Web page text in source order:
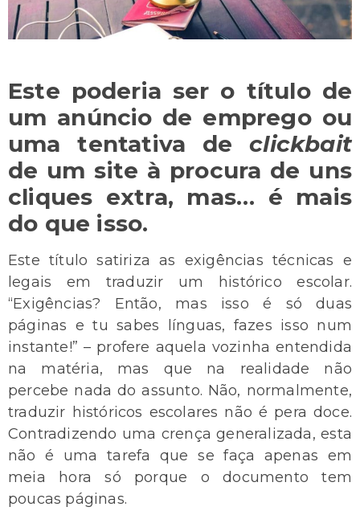
Este poderia ser o título de
um anúncio de emprego ou
uma tentativa declickbait
de um site à procura de uns
cliques extra, mas… é mais
do que isso.
Este título satiriza as exigências técnicas e
legais em traduzir um histórico escolar.
“Exigências? Então, mas isso é só duas
páginas e tu sabes línguas, fazes isso num
instante!” – profere aquela vozinha entendida
na matéria, mas que na realidade não
percebe nada do assunto. Não, normalmente,
traduzir históricos escolares não é pera doce.
Contradizendo uma crença generalizada, esta
não é uma tarefa que se faça apenas em
meia hora só porque o documento tem
poucas páginas.